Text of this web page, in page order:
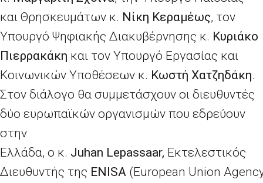
και Θρησκευμάτων κ. Νίκη Κεραμέως, τον
Υπουργό Ψηφιακής Διακυβέρνησης κ. Κυριάκο
Πιερρακάκη και τον Υπουργό Εργασίας και
Κοινωνικών Υποθέσεων κ. Κωστή Χατζηδάκη.
Στον διάλογο θα συμμετάσχουν οι διευθυντές
δύο ευρωπαϊκών οργανισμών που εδρεύουν
στην
Ελλάδα, o κ. Juhan Lepassaar, Εκτελεστικός
Διευθυντής της ENISA (European Union